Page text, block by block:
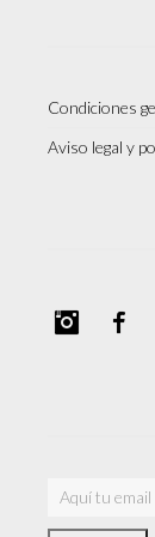
Condiciones
Aviso legal y